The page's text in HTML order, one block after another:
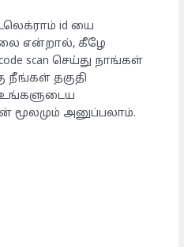
id யை
என்றால், கீழே
scan செய்து நாங்கள்
நீங்கள் தகுதி
அனுப்பலாம்.